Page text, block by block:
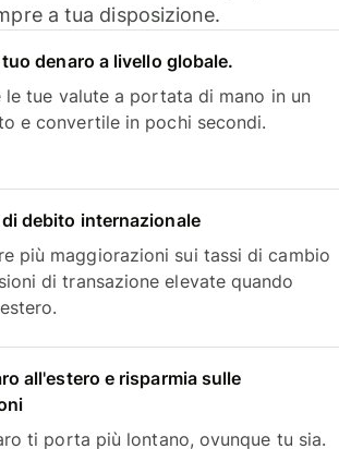
a tua disposizione.
denaro a livello globale.
le tue valute a portata di mano in un
e convertile in pochi secondi.
debito internazionale
più maggiorazioni sui tassi di cambio
di transazione elevate quando
all'estero e risparmia sulle
ti porta più lontano, ovunque tu sia.